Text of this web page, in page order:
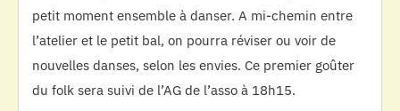
petit moment ensemble à danser. A mi-chemin entre
l’atelier et le petit bal, on pourra réviser ou voir de
nouvelles danses, selon les envies. Ce premier goûter
du folk sera suivi de l’AG de l’asso à 18h15.